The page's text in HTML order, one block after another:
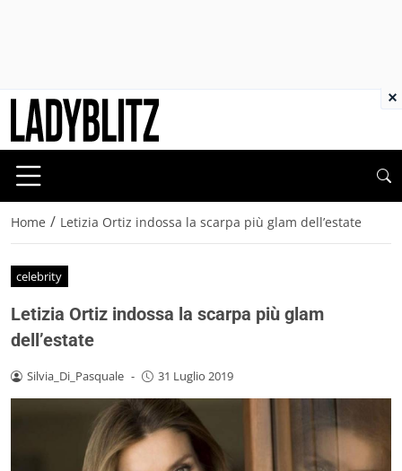
Home / Letizia Ortiz indossa la scarpa più glam dell’estate
celebrity
Letizia Ortiz indossa la scarpa più glam
dell’estate
Silvia_Di_Pasquale - 31 Luglio 2019
×